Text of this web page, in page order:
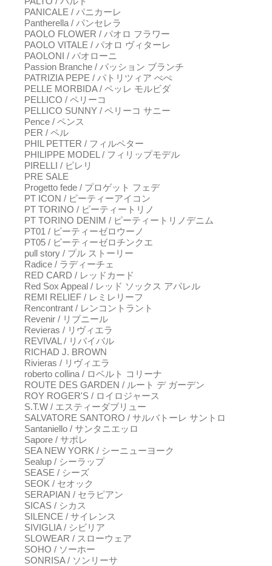
PANICALE / パニカーレ
Pantherella / パンセレラ
PAOLO FLOWER / パオロ フラワー
PAOLO VITALE / パオロ ヴィターレ
PAOLONI / パオローニ
Passion Branche / パッション ブランチ
PATRIZIA PEPE / パトリツィア ぺぺ
PELLE MORBIDA / ペッレ モルビダ
PELLICO / ペリーコ
PELLICO SUNNY / ペリーコ サニー
Pence / ペンス
PER / ペル
PHIL PETTER / フィルペター
PHILIPPE MODEL / フィリップモデル
PIRELLI / ピレリ
PRE SALE
Progetto fede / プロゲット フェデ
PT ICON / ピーティーアイコン
PT TORINO / ピーティートリノ
PT TORINO DENIM / ピーティートリノデニム
PT01 / ピーティーゼロウーノ
PT05 / ピーティーゼロチンクエ
pull story / プル ストーリー
Radice / ラディーチェ
RED CARD / レッドカード
Red Sox Appeal / レッド ソックス アパレル
REMI RELIEF / レミレリーフ
Rencontrant / レンコントラント
Revenir / リブニール
Revieras / リヴィエラ
REVIVAL / リバイバル
RICHAD J. BROWN
Rivieras / リヴィエラ
roberto collina / ロベルト コリーナ
ROUTE DES GARDEN / ルート デ ガーデン
ROY ROGER'S / ロイロジャース
S.T.W / エスティーダブリュー
SALVATORE SANTORO / サルバトーレ サントロ
Santaniello / サンタニエッロ
Sapore / サポレ
SEA NEW YORK / シーニューヨーク
Sealup / シーラップ
SEASE / シーズ
SEOK / セオック
SERAPIAN / セラピアン
SICAS / シカス
SILENCE / サイレンス
SIVIGLIA / シビリア
SLOWEAR / スローウェア
SOHO / ソーホー
SONRISA / ソンリーサ